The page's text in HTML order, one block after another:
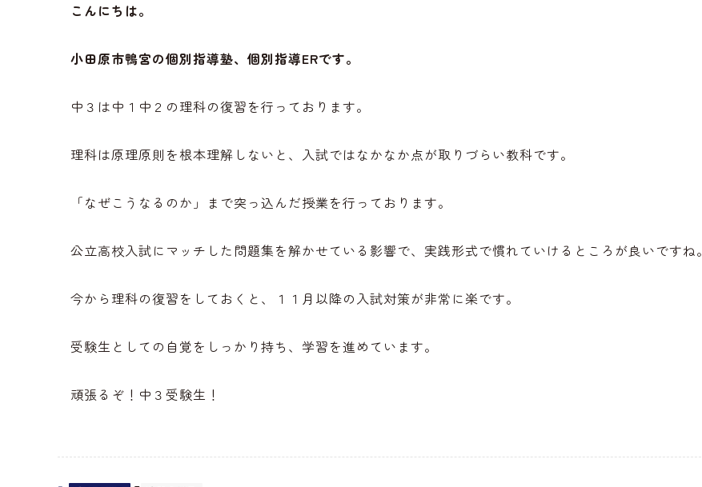
こんにちは。
小田原市鴨宮の個別指導塾、個別指導ERです。
中３は中１中２の理科の復習を行っております。
理科は原理原則を根本理解しないと、入試ではなかなか点が取りづらい教科です。
「なぜこうなるのか」まで突っ込んだ授業を行っております。
公立高校入試にマッチした問題集を解かせている影響で、実践形式で慣れていけるところが良いですね。
今から理科の復習をしておくと、１１月以降の入試対策が非常に楽です。
受験生としての自覚をしっかり持ち、学習を進めています。
頑張るぞ！中３受験生！